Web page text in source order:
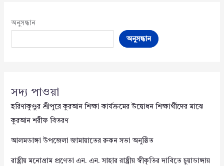
অনুসন্ধান
অনুসন্ধান
সদ্য পাওয়া
হরিণাকুণ্ডুর শ্রীপুরে কুরআন শিক্ষা কার্যক্রমের উদ্বোধন শিক্ষার্থীদের মাঝে
কুরআন শরীফ বিতরণ
আলমডাঙ্গা উপজেলা জামায়াতের রুকন সভা অনুষ্ঠিত
রাষ্ট্রীয় মনোগ্রাম প্রণেতা এন. এন. সাহার রাষ্ট্রীয় স্বীকৃতির দাবিতে চুয়াডাঙ্গায়